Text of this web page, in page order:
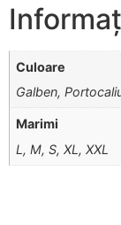
Culoare
Galben,
Marimi
L, M, S, XL, XXL